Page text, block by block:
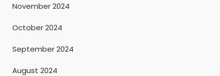
November 2024
October 2024
September 2024
August 2024